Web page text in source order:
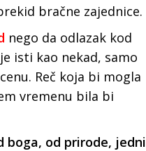
bračne zajednice.
nego da odlazak kod
isti kao nekad, samo
Reč koja bi mogla
vremenu bila bi
boga, od prirode, jedni